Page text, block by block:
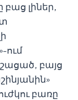
բաց լիներ,
ում
բայց
բառը